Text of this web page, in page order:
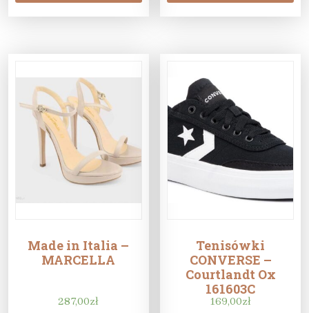
Made in Italia –
MARCELLA
287,00zł
Tenisówki
CONVERSE –
Courtlandt Ox
161603C
Black/White/Black
169,00zł